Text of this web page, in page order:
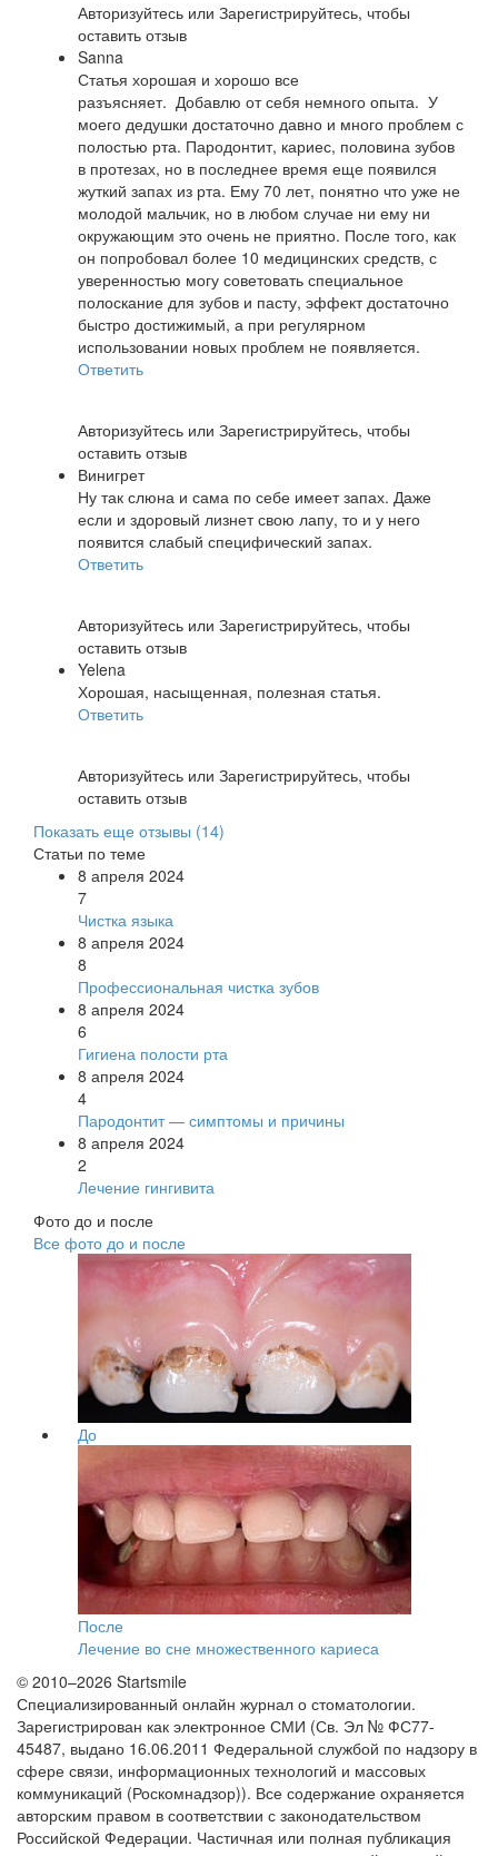
Авторизуйтесь или Зарегистрируйтесь, чтобы
оставить отзыв
Sanna
Статья хорошая и хорошо все
разъясняет. Добавлю от себя немного опыта. У
моего дедушки достаточно давно и много проблем с
полостью рта. Пародонтит, кариес, половина зубов
в протезах, но в последнее время еще появился
жуткий запах из рта. Ему 70 лет, понятно что уже не
молодой мальчик, но в любом случае ни ему ни
окружающим это очень не приятно. После того, как
он попробовал более 10 медицинских средств, с
уверенностью могу советовать специальное
полоскание для зубов и пасту, эффект достаточно
быстро достижимый, а при регулярном
использовании новых проблем не появляется.
Ответить
Авторизуйтесь или Зарегистрируйтесь, чтобы
оставить отзыв
Винигрет
Ну так слюна и сама по себе имеет запах. Даже
если и здоровый лизнет свою лапу, то и у него
появится слабый специфический запах.
Ответить
Авторизуйтесь или Зарегистрируйтесь, чтобы
оставить отзыв
Yelena
Хорошая, насыщенная, полезная статья.
Ответить
Авторизуйтесь или Зарегистрируйтесь, чтобы
оставить отзыв
Показать еще отзывы (14)
Статьи по теме
8 апреля 2024
7
Чистка языка
8 апреля 2024
8
Профессиональная чистка зубов
8 апреля 2024
6
Гигиена полости рта
8 апреля 2024
4
Пародонтит — симптомы и причины
8 апреля 2024
2
Лечение гингивита
Фото до и после
Все фото до и после
До
После
Лечение во сне множественного кариеса
© 2010–2026 Startsmile
Специализированный онлайн журнал о стоматологии.
Зарегистрирован как электронное СМИ (Св. Эл № ФС77-
45487, выдано 16.06.2011 Федеральной службой по надзору в
сфере связи, информационных технологий и массовых
коммуникаций (Роскомнадзор)). Все содержание охраняется
авторским правом в соответствии с законодательством
Российской Федерации. Частичная или полная публикация